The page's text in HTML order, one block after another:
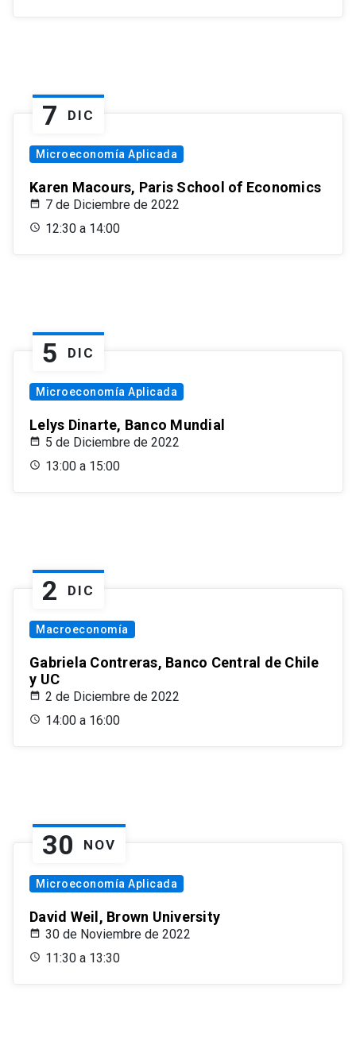
7 DIC
Microeconomía Aplicada
Karen Macours, Paris School of Economics
7 de Diciembre de 2022
12:30 a 14:00
5 DIC
Microeconomía Aplicada
Lelys Dinarte, Banco Mundial
5 de Diciembre de 2022
13:00 a 15:00
2 DIC
Macroeconomía
Gabriela Contreras, Banco Central de Chile
y UC
2 de Diciembre de 2022
14:00 a 16:00
30 NOV
Microeconomía Aplicada
David Weil, Brown University
30 de Noviembre de 2022
11:30 a 13:30